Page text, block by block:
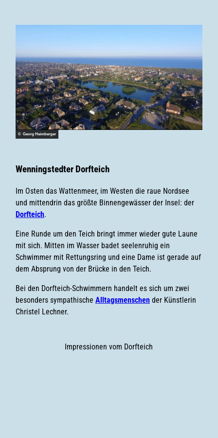
© Georg Heimberger
Wenningstedter Dorfteich
Im Osten das Wattenmeer, im Westen die raue Nordsee
und mittendrin das größte Binnengewässer der Insel: der
Dorfteich.
Eine Runde um den Teich bringt immer wieder gute Laune
mit sich. Mitten im Wasser badet seelenruhig ein
Schwimmer mit Rettungsring und eine Dame ist gerade auf
dem Absprung von der Brücke in den Teich.
Bei den Dorfteich-Schwimmern handelt es sich um zwei
besonders sympathische Alltagsmenschen der Künstlerin
Christel Lechner.
Impressionen vom Dorfteich